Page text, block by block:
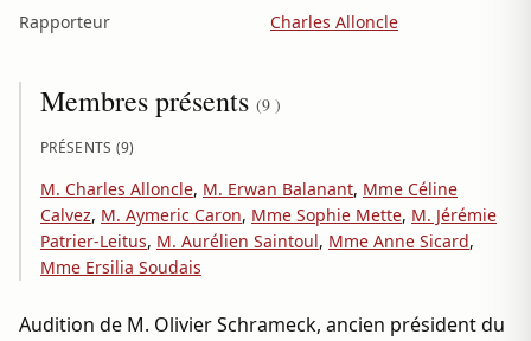
Rapporteur
Charles Alloncle
Membres présents (9 )
PRÉSENTS (9)
M. Charles Alloncle, M. Erwan Balanant, Mme Céline
Calvez, M. Aymeric Caron, Mme Sophie Mette, M. Jérémie
Patrier-Leitus, M. Aurélien Saintoul, Mme Anne Sicard,
Mme Ersilia Soudais
Audition de M. Olivier Schrameck, ancien président du